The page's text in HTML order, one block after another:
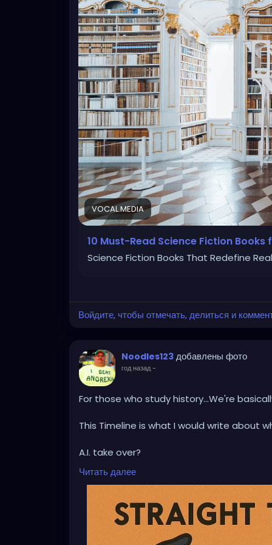
VOCAL.MEDIA
10 Must-Read Science Fiction Books
Science Fiction Books That Redefine
Войдите, чтобы отмечать, делиться и
Noodles123 добавлены фото
год назад-
For those who study history...We're
This Timeline is what I would write about
A.I. take over?
Android robots?
Drone wars?
Billionaires trying to be space barons like
Читать далее